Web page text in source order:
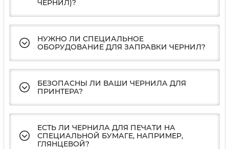
ЧЕРНИЛ)?
НУЖНО ЛИ СПЕЦИАЛЬНОЕ
ОБОРУДОВАНИЕ ДЛЯ ЗАПРАВКИ ЧЕРНИЛ?
БЕЗОПАСНЫ ЛИ ВАШИ ЧЕРНИЛА ДЛЯ
ПРИНТЕРА?
ЕСТЬ ЛИ ЧЕРНИЛА ДЛЯ ПЕЧАТИ НА
СПЕЦИАЛЬНОЙ БУМАГЕ, НАПРИМЕР,
ГЛЯНЦЕВОЙ?